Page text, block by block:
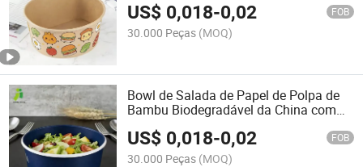
US$ 0,018-0,02 FOB
30.000 Peças (MOQ)
Bowl de Salada de Papel de Polpa de
Bambu Biodegradável da China com
Tampa de Plástico
US$ 0,018-0,02 FOB
30.000 Peças (MOQ)